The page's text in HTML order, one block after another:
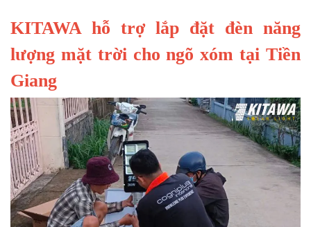
KITAWA hỗ trợ lắp đặt đèn năng
lượng mặt trời cho ngõ xóm tại Tiền
Giang